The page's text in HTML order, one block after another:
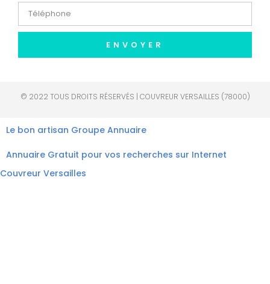
ENVOYER
© 2022 TOUS DROITS RÉSERVÉS | COUVREUR VERSAILLES (78000)
Le bon artisan Groupe Annuaire
Annuaire Gratuit pour vos recherches sur Internet
Couvreur Versailles